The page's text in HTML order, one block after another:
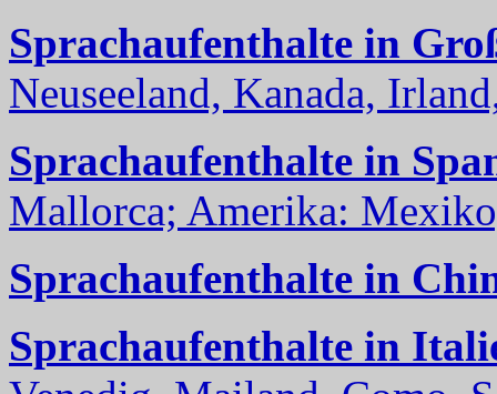
Sprachaufenthalte in
Neuseeland, Kanada,
Sprachaufenthalte in
Mallorca; Amerika:
Sprachaufenthalte in
Sprachaufenthalte in